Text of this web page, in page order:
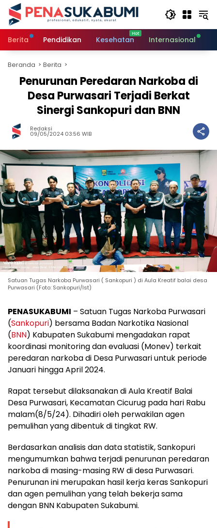
Langsung
konten
Berita
Pendidikan Kesehatan Internasional
Beranda Berita
Penurunan Peredaran Narkoba di
Desa Purwasari Terjadi Berkat
Sinergi Sankopuri dan BNN
Redaksi
09/05/2024 03:56 WIB
Satuan Tugas Narkoba Purwasari ( Sankopuri ) di Aula Kreatif balai desa
Purwasari (Foto: Sankopuri/Ist)
PENASUKABUMI – Satuan Tugas Narkoba Purwasari
(Sankopuri) bersama Badan Narkotika Nasional
(BNN) Kabupaten Sukabumi mengadakan rapat
koordinasi monitoring dan evaluasi (Monev) terkait
peredaran narkoba di Desa Purwasari untuk periode
Januari hingga April 2024.
Rapat tersebut dilaksanakan di Aula Kreatif Balai
Desa Purwasari, Kecamatan Cicurug pada hari Rabu
malam(8/5/24). Dihadiri oleh perwakilan agen
pemulihan yang dibentuk di tingkat RW.
Berdasarkan analisis dan data statistik, Sankopuri
mengumumkan bahwa terjadi penurunan peredaran
narkoba di masing-masing RW di desa Purwasari.
Penurunan ini merupakan hasil kerja keras Sankopuri
dan agen pemulihan yang telah bekerja sama
dengan BNN Kabupaten Sukabumi.